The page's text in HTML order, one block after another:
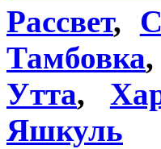
Рассвет,
Тамбовка
Утта,
Яшкуль